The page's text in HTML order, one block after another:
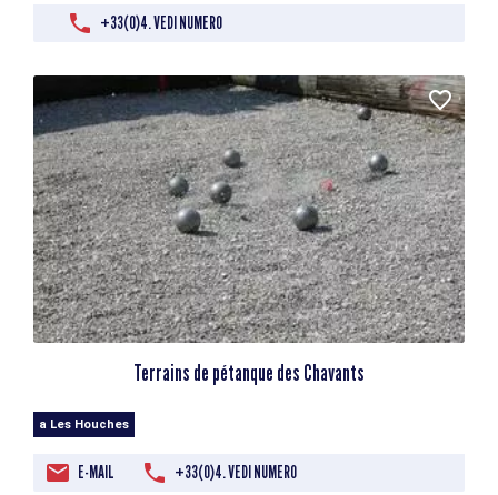
+33(0)4. VEDI NUMERO
Terrains de pétanque des Chavants
a Les Houches
E-MAIL +33(0)4. VEDI NUMERO